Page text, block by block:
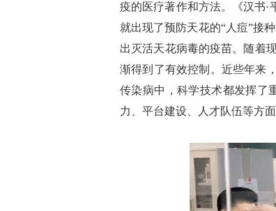
疫的医疗著作和方法。《汉书·
就出现了预防天花的“人痘”接
出灭活天花病毒的疫苗。随着
渐得到了有效控制。近些年来
传染病中，科学技术都发挥了
力、平台建设、人才队伍等方